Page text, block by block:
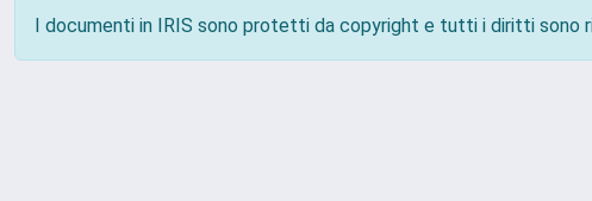
I documenti in IRIS sono protetti da copyright e tutti i diritti sono